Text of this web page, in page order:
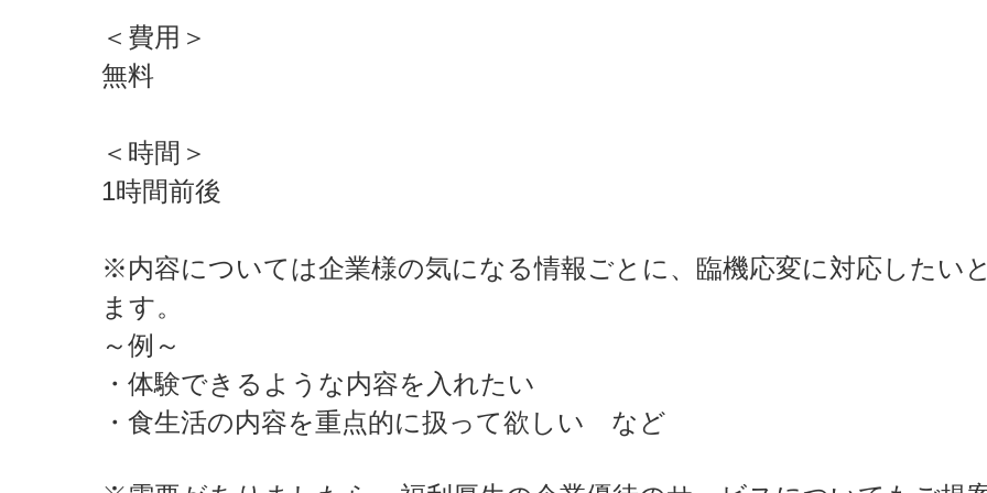
＜費用＞
無料
＜時間＞
1時間前後
※内容については企業様の気になる情報ごとに、臨機応変に対応したい
ます。
～例～
・体験できるような内容を入れたい
・食生活の内容を重点的に扱って欲しい など